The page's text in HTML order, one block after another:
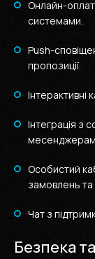
Онлайн-
системами.
Push-
пропозиції.
Інтерактивні
Інтеграція з
Особистий
замовлень
Чат з
Безпека